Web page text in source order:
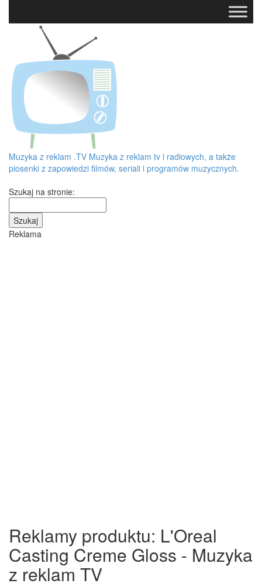
Muzyka z reklam .TV Muzyka z reklam tv i radiowych, a także
piosenki z zapowiedzi filmów, seriali i programów muzycznych.
Szukaj na stronie:
Reklama
Reklamy produktu: L'Oreal
Casting Creme Gloss - Muzyka
z reklam TV